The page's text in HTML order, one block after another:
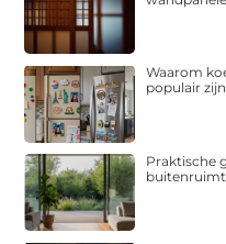
Waarom
populair zijn
Praktische